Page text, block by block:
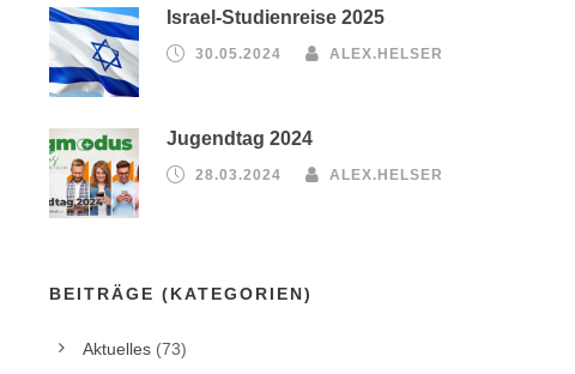
Israel-Studienreise 2025
30.05.2024 ALEX.HELSER
Jugendtag 2024
28.03.2024 ALEX.HELSER
BEITRÄGE (KATEGORIEN)
Aktuelles (73)